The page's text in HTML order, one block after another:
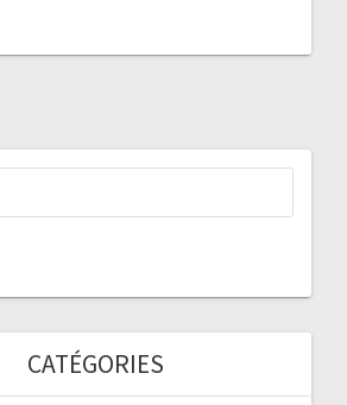
CATÉGORIES